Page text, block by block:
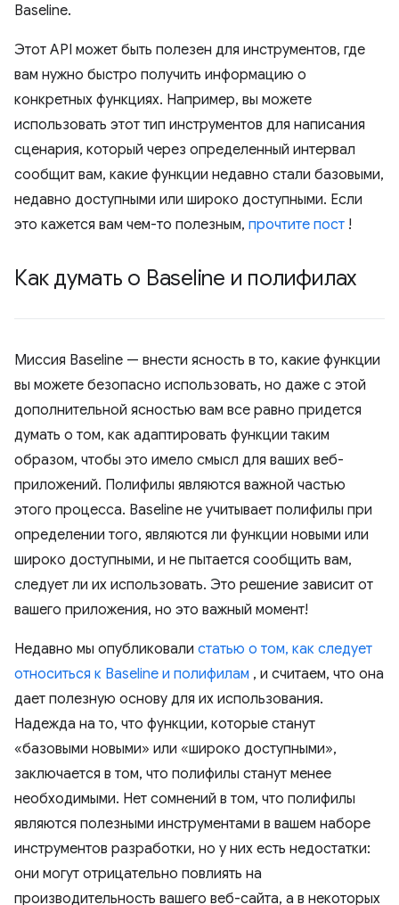
Baseline.
Этот API может быть полезен для инструментов, где
вам нужно быстро получить информацию о
конкретных функциях. Например, вы можете
использовать этот тип инструментов для написания
сценария, который через определенный интервал
сообщит вам, какие функции недавно стали базовыми,
недавно доступными или широко доступными. Если
это кажется вам чем-то полезным, прочтите пост !
Как думать о Baseline и полифилах
Миссия Baseline — внести ясность в то, какие функции
вы можете безопасно использовать, но даже с этой
дополнительной ясностью вам все равно придется
думать о том, как адаптировать функции таким
образом, чтобы это имело смысл для ваших веб-
приложений. Полифилы являются важной частью
этого процесса. Baseline не учитывает полифилы при
определении того, являются ли функции новыми или
широко доступными, и не пытается сообщить вам,
следует ли их использовать. Это решение зависит от
вашего приложения, но это важный момент!
Недавно мы опубликовали статью о том, как следует
относиться к Baseline и полифилам , и считаем, что она
дает полезную основу для их использования.
Надежда на то, что функции, которые станут
«базовыми новыми» или «широко доступными»,
заключается в том, что полифилы станут менее
необходимыми. Нет сомнений в том, что полифилы
являются полезными инструментами в вашем наборе
инструментов разработки, но у них есть недостатки:
они могут отрицательно повлиять на
производительность вашего веб-сайта, а в некоторых